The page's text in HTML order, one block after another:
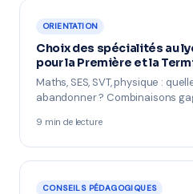
ORIENTATION
Choix des spécialités au
pour la Première et la
Maths, SES, SVT, physique :
abandonner ? Combinaisons
9 min de lecture
CONSEILS PÉDAGOGIQUES